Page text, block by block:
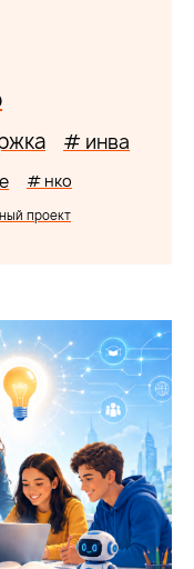
# инва
# нко
проект